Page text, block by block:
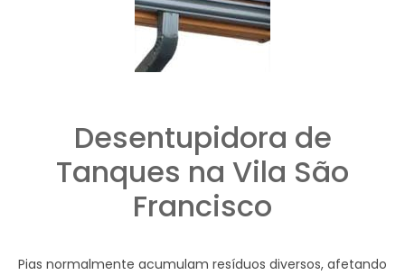
Desentupidora de
Tanques na Vila São
Francisco
Pias normalmente acumulam resíduos diversos, afetando